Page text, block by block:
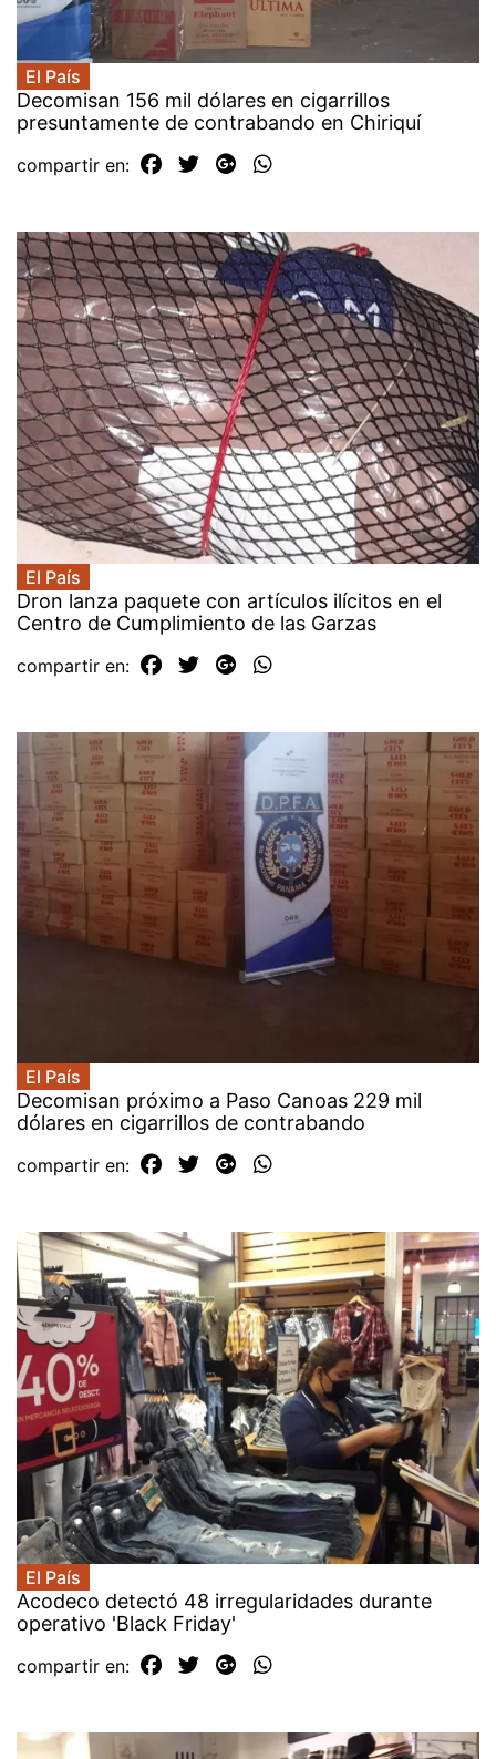
El País
Decomisan 156 mil dólares en cigarrillos
presuntamente de contrabando en Chiriquí
compartir en:
El País
Dron lanza paquete con artículos ilícitos en el
Centro de Cumplimiento de las Garzas
compartir en:
El País
Decomisan próximo a Paso Canoas 229 mil
dólares en cigarrillos de contrabando
compartir en:
El País
Acodeco detectó 48 irregularidades durante
operativo 'Black Friday'
compartir en: